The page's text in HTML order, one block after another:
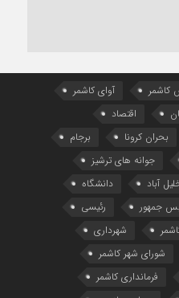
کاشمر
آوای کاشمر
اقتصاد
بحران کرونا
برجام
جوانه های ترشیز
آباد
دانشگاه
جمهور
رئیسی
شهرداری
شورای شهر کاشمر
فرمانداری کاشمر